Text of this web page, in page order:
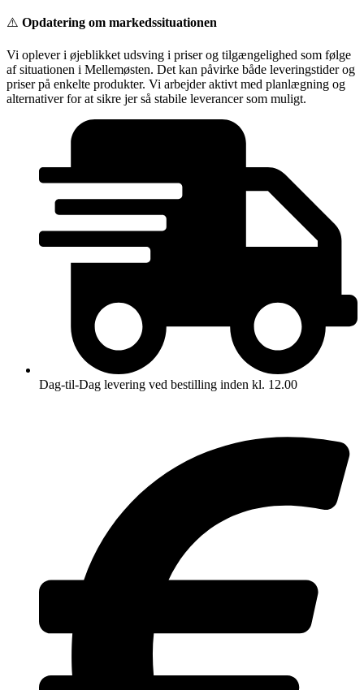
Videre
indhold
⚠️ Opdatering om markedssituationen
Vi oplever i øjeblikket udsving i priser og tilgængelighed som følge
af situationen i Mellemøsten. Det kan påvirke både leveringstider og
priser på enkelte produkter. Vi arbejder aktivt med planlægning og
alternativer for at sikre jer så stabile leverancer som muligt.
Dag-til-Dag levering ved bestilling inden kl. 12.00